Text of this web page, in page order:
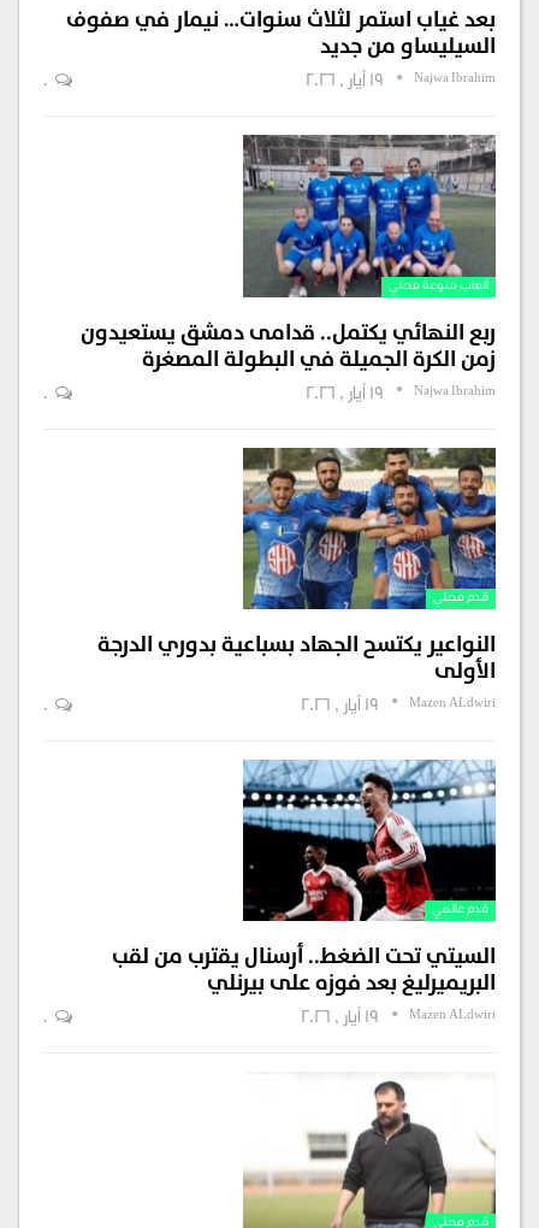
بعد غياب استمر لثلاث سنوات… نيمار في صفوف
السيليساو من جديد
Najwa Ibrahim 19 أيار , 2026 0
ألعاب منوعة محلي
ربع النهائي يكتمل.. قدامى دمشق يستعيدون
زمن الكرة الجميلة في البطولة المصغرة
Najwa Ibrahim 19 أيار , 2026 0
قدم محلي
النواعير يكتسح الجهاد بسباعية بدوري الدرجة
الأولى
Mazen ALdwiri 19 أيار , 2026 0
قدم عالمي
السيتي تحت الضغط.. أرسنال يقترب من لقب
البريميرليغ بعد فوزه على بيرنلي
Mazen ALdwiri 19 أيار , 2026 0
قدم محلي